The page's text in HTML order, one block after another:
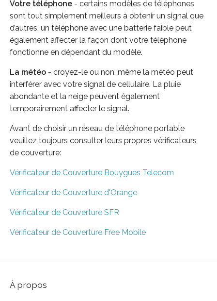
Votre téléphone - certains modèles de téléphones
sont tout simplement meilleurs à obtenir un signal que
d’autres, un téléphone avec une batterie faible peut
également affecter la façon dont votre téléphone
fonctionne en dépendant du modèle.
La météo - croyez-le ou non, même la météo peut
interférer avec votre signal de cellulaire. La pluie
abondante et la neige peuvent également
temporairement affecter le signal.
Avant de choisir un réseau de téléphone portable
veuillez toujours consulter leurs propres vérificateurs
de couverture:
Vérificateur de Couverture Bouygues Telecom
Vérificateur de Couverture d'Orange
Vérificateur de Couverture SFR
Vérificateur de Couverture Free Mobile
À propos